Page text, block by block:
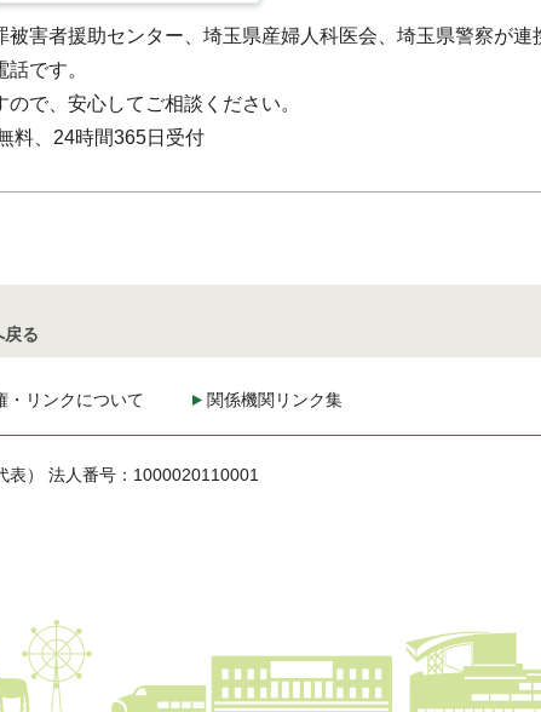
害者援助センター、埼玉県産婦人科医会、埼玉県警察が連
です。
で、安心してご相談ください。
料、24時間365日受付
戻る
・リンクについて 関係機関リンク集
表） 法人番号：1000020110001